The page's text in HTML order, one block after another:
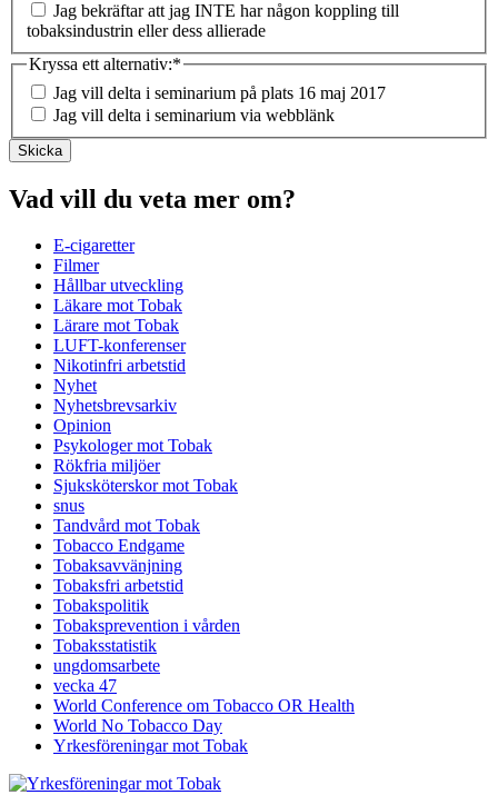
Jag bekräftar att jag INTE har någon koppling till
tobaksindustrin eller dess allierade
Kryssa ett alternativ:*
Jag vill delta i seminarium på plats 16 maj 2017
Jag vill delta i seminarium via webblänk
Vad vill du veta mer om?
E-cigaretter
Filmer
Hållbar utveckling
Läkare mot Tobak
Lärare mot Tobak
LUFT-konferenser
Nikotinfri arbetstid
Nyhet
Nyhetsbrevsarkiv
Opinion
Psykologer mot Tobak
Rökfria miljöer
Sjuksköterskor mot Tobak
snus
Tandvård mot Tobak
Tobacco Endgame
Tobaksavvänjning
Tobaksfri arbetstid
Tobakspolitik
Tobaksprevention i vården
Tobaksstatistik
ungdomsarbete
vecka 47
World Conference om Tobacco OR Health
World No Tobacco Day
Yrkesföreningar mot Tobak